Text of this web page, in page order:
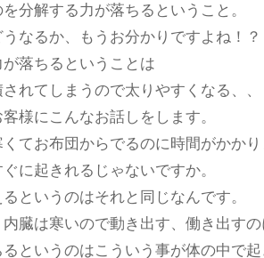
分解する力が落ちるということ。
なるか、もうお分かりですよね！？
落ちるということは
れてしまうので太りやすくなる、、
様にこんなお話しをします。
てお布団からでるのに時間がかか
に起きれるじゃないですか。
というのはそれと同じなんです。
臓は寒いので動き出す、働き出すの
というのはこういう事が体の中で起